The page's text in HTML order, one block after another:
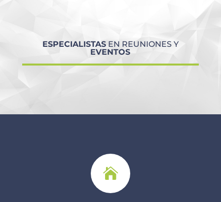
ESPECIALISTASEN REUNIONES Y
EVENTOS
